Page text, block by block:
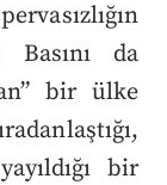
Basını da
bir ülke
bir